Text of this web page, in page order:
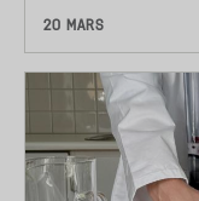
20 MARS